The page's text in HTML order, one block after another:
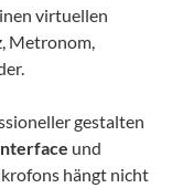
virtuellen
Metronom,
gestalten
und
hängt nicht